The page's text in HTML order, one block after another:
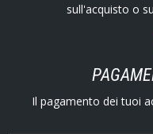
sull'acquisto o
Il pagamento dei tuoi